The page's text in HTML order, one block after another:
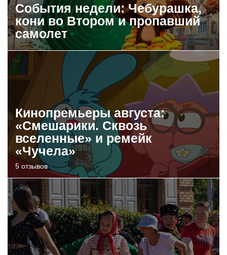
События недели: Чебурашка,
кони во Втором и пропавший
самолет
Кинопремьеры августа:
«Смешарики. Сквозь
вселенные» и ремейк
«Чучела»
5 отзывов